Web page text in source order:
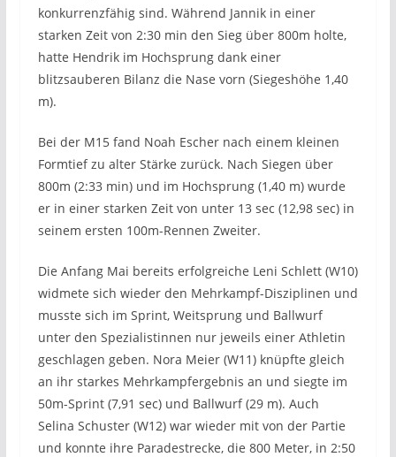
konkurrenzfähig sind. Während Jannik in einer
starken Zeit von 2:30 min den Sieg über 800m holte,
hatte Hendrik im Hochsprung dank einer
blitzsauberen Bilanz die Nase vorn (Siegeshöhe 1,40
m).
Bei der M15 fand Noah Escher nach einem kleinen
Formtief zu alter Stärke zurück. Nach Siegen über
800m (2:33 min) und im Hochsprung (1,40 m) wurde
er in einer starken Zeit von unter 13 sec (12,98 sec) in
seinem ersten 100m-Rennen Zweiter.
Die Anfang Mai bereits erfolgreiche Leni Schlett (W10)
widmete sich wieder den Mehrkampf-Disziplinen und
musste sich im Sprint, Weitsprung und Ballwurf
unter den Spezialistinnen nur jeweils einer Athletin
geschlagen geben. Nora Meier (W11) knüpfte gleich
an ihr starkes Mehrkampfergebnis an und siegte im
50m-Sprint (7,91 sec) und Ballwurf (29 m). Auch
Selina Schuster (W12) war wieder mit von der Partie
und konnte ihre Paradestrecke, die 800 Meter, in 2:50